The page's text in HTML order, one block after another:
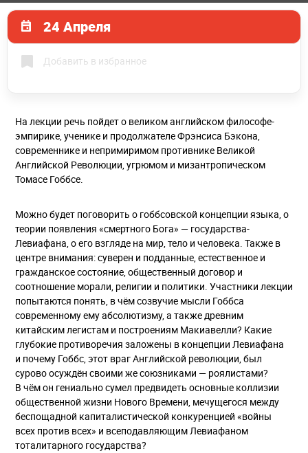
24 Апреля
Добавить в избранное
На лекции речь пойдет о великом английском философе-
эмпирике, ученике и продолжателе Фрэнсиса Бэкона,
современнике и непримиримом противнике Великой
Английской Революции, угрюмом и мизантропическом
Томасе Гоббсе.
Можно будет поговорить о гоббсовской концепции языка, о
теории появления «смертного Бога» — государства-
Левиафана, о его взгляде на мир, тело и человека. Также в
центре внимания: суверен и подданные, естественное и
гражданское состояние, общественный договор и
соотношение морали, религии и политики. Участники лекции
попытаются понять, в чём созвучие мысли Гоббса
современному ему абсолютизму, а также древним
китайским легистам и построениям Макиавелли? Какие
глубокие противоречия заложены в концепции Левиафана
и почему Гоббс, этот враг Английской революции, был
сурово осуждён своими же союзниками — роялистами?
В чём он гениально сумел предвидеть основные коллизии
общественной жизни Нового Времени, мечущегося между
беспощадной капиталистической конкуренцией «войны
всех против всех» и всеподавляющим Левиафаном
тоталитарного государства?